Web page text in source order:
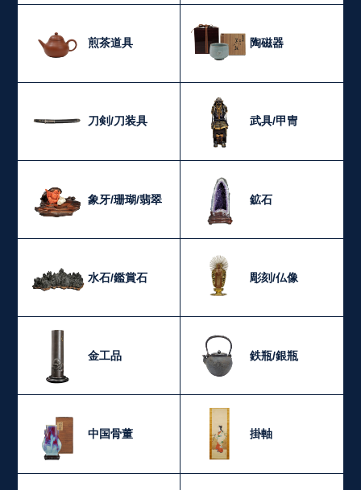
煎茶道具 陶磁器
刀剣/刀装具 武具/甲冑
象牙/珊瑚/翡翠 鉱石
水石/鑑賞石 彫刻/仏像
金工品 鉄瓶/銀瓶
中国骨董 掛軸